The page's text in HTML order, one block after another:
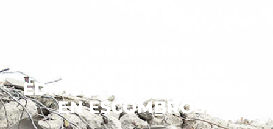
EDIFICIO EN LA GARRIGA
EN ESCOMBROS?